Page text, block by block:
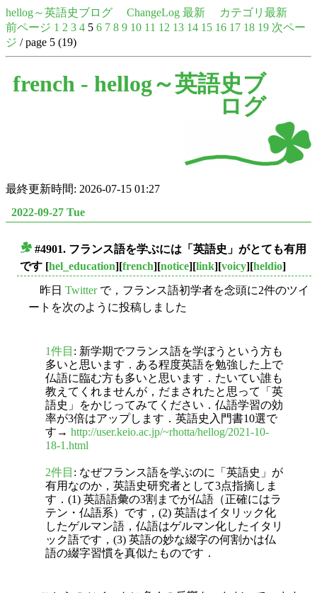
hellog～英語史ブログ ChangeLog 最新
カテゴリ最新
前ページ 1 2 3 4 5 6 7 8 9 10 11 12 13 14 15 16 17 18 19 次ペー
ジ / page 5 (19)
french - hellog～英語史ブ
ログ
最終更新時間: 2026-07-15 01:27
2022-09-27 Tue
#4901. フランス語を学ぶには「英語史」がとても有用
です [hel_education][french][notice][link][voicy][heldio]
昨日 Twitterで，フランス語初学者を念頭に2件のツイ
ートを次のように投稿しました
1件目 : 新学期でフランス語を学ぼうという方も
多いと思います．ある程度英語を勉強した上で
仏語に臨む方も多いと思います．たいてい誰も
教えてくれませんが，だまされたと思って「英
語史」をかじってみてください．仏語学習の効
率が3倍はアップします．英語史入門書10選で
す→ http://user.keio.ac.jp/~rhotta/hellog/2021-10-
18-1.html
2件目 : なぜフランス語を学ぶのに「英語史」が
有用なのか，英語史研究者として3点指摘しま
す．(1) 英語語彙の3割までが仏語（正確にはラ
テン・仏語系）です，(2) 英語はイタリック化
したゲルマン語，仏語はゲルマン化したイタリ
ック語です，(3) 英語の妙な綴字の何割かは仏
語の綴字習慣を真似たものです．